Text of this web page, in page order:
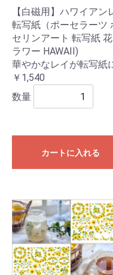
【白磁用】ハワイアン
転写紙（ポーセラーツ
セリンアート 転写紙
ラワー HAWAII)
華やかなレイが転写紙
￥1,540
数量
カートに入れる